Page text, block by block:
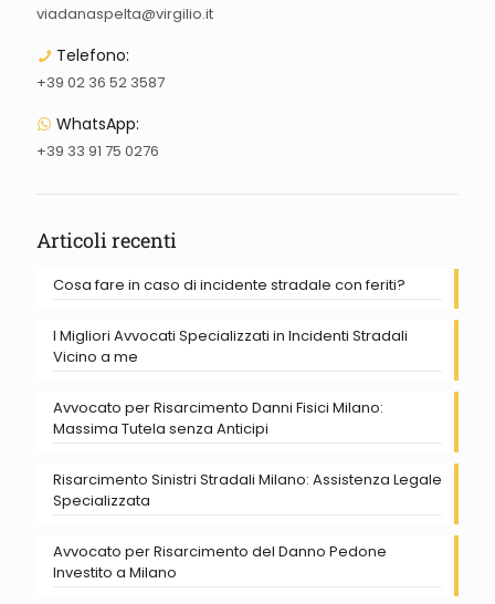
viadanaspelta@virgilio.it
Telefono:
+39 02 36 52 3587
WhatsApp:
+39 33 91 75 0276
Articoli recenti
Cosa fare in caso di incidente stradale con feriti?
I Migliori Avvocati Specializzati in Incidenti Stradali
Vicino a me
Avvocato per Risarcimento Danni Fisici Milano:
Massima Tutela senza Anticipi
Risarcimento Sinistri Stradali Milano: Assistenza Legale
Specializzata
Avvocato per Risarcimento del Danno Pedone
Investito a Milano